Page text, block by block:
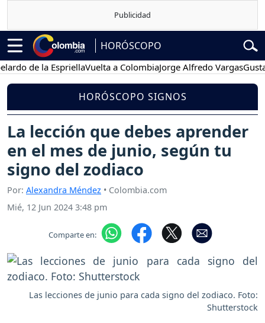
HORÓSCOPO
de la EspriellaVuelta a ColombiaJorge Alfredo VargasGustavo
HORÓSCOPO SIGNOS
La lección que debes aprender
en el mes de junio, según tu
signo del zodiaco
Por: Alexandra Méndez • Colombia.com
Mié, 12 Jun 2024 3:48 pm
Comparte en:
Las lecciones de junio para cada signo del zodiaco. Foto:
Shutterstock